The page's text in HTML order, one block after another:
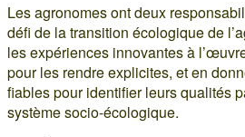
Les agronomes ont deux
défi de la transition écologique de
les expériences innovantes à
pour les rendre explicites, et en
fiables pour identifier leurs qualités
système socio-écologique.